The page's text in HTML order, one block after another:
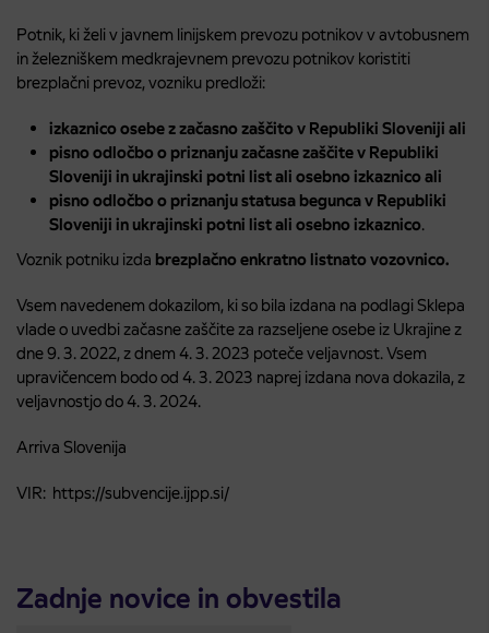
Potnik, ki želi v javnem linijskem prevozu potnikov v avtobusnem
in železniškem medkrajevnem prevozu potnikov koristiti
brezplačni prevoz, vozniku predloži:
izkaznico osebe z začasno zaščito v Republiki Sloveniji ali
pisno odločbo o priznanju začasne zaščite v Republiki
Sloveniji in ukrajinski potni list ali osebno izkaznico ali
pisno odločbo o priznanju statusa begunca v Republiki
Sloveniji in ukrajinski potni list ali osebno izkaznico.
Voznik potniku izda brezplačno enkratno listnato vozovnico.
Vsem navedenem dokazilom, ki so bila izdana na podlagi Sklepa
vlade o uvedbi začasne zaščite za razseljene osebe iz Ukrajine z
dne 9. 3. 2022, z dnem 4. 3. 2023 poteče veljavnost. Vsem
upravičencem bodo od 4. 3. 2023 naprej izdana nova dokazila, z
veljavnostjo do 4. 3. 2024.
Arriva Slovenija
VIR: https://subvencije.ijpp.si/
Zadnje novice in obvestila